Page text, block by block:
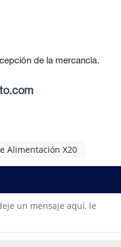
de la mercancía.
Alimentación X20
un mensaje aquí, le